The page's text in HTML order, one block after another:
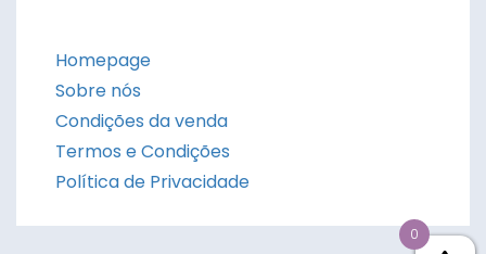
Homepage
Sobre nós
Condições da venda
Termos e Condições
Política de Privacidade
0